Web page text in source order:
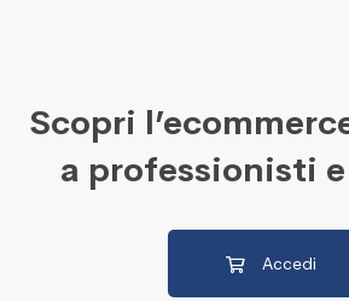
Scopri
a professionisti
Accedi